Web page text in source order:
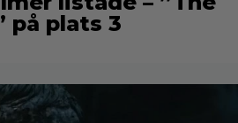
på plats 3